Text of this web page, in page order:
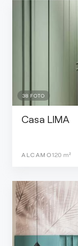
38 FOTO
Casa LIMA
ALCAMO120 m²